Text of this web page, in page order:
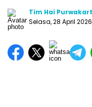
Tim Hai
Selasa, 28 April 2026